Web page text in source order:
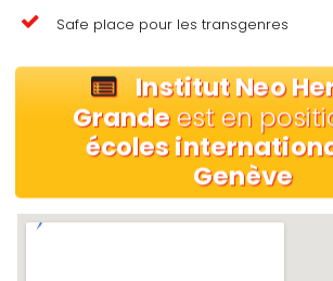
Safe place pour les transgenres
Institut Neo
Grande est en
écoles
Genève